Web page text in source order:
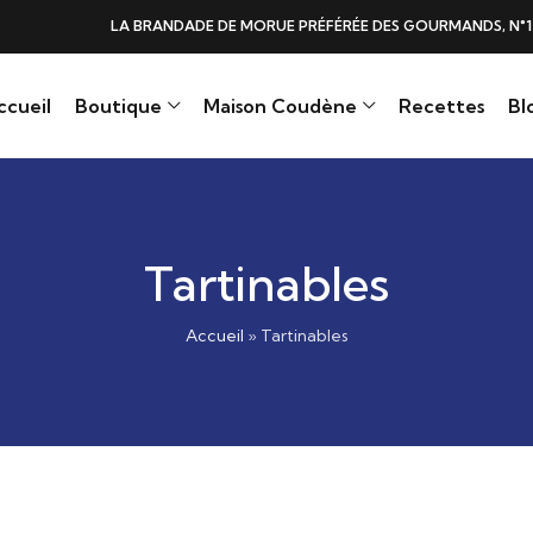
DE MORUE PRÉFÉRÉE DES GOURMANDS, N°1 DANS LES CŒURS ET
Boutique Maison Coudène Recettes
Tartinables
Accueil » Tartinables